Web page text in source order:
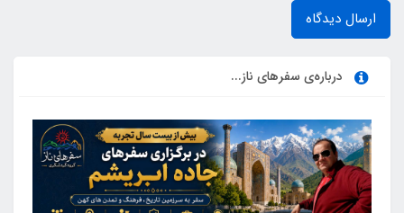
ارسال دیدگاه
درباره‌ی سفرهای ناز...